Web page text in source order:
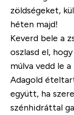
zöldségeket,
héten majd!
Keverd bele a
oszlasd el,
múlva vedd le
Adagold
együtt, ha
szénhidráttal